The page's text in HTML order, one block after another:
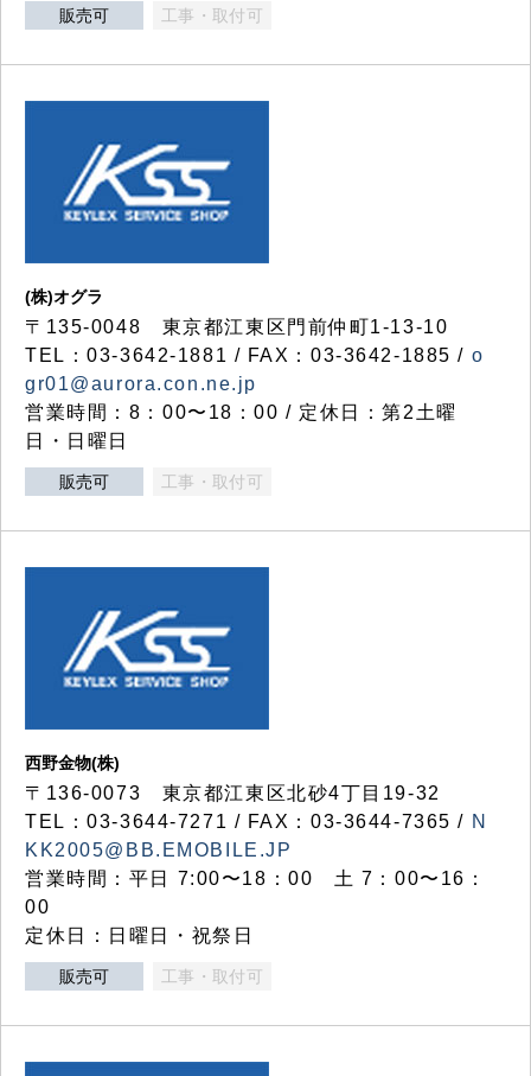
販売可 工事・取付可
(株)オグラ
〒135-0048 東京都江東区門前仲町1-13-10
TEL：03-3642-1881 / FAX：03-3642-1885 / o
gr01@aurora.con.ne.jp
営業時間：8：00〜18：00 / 定休日：第2土曜
日・日曜日
販売可 工事・取付可
西野金物(株)
〒136-0073 東京都江東区北砂4丁目19-32
TEL：03‐3644‐7271 / FAX：03-3644-7365 / N
KK2005@BB.EMOBILE.JP
営業時間：平日 7:00〜18：00 土 7：00〜16：
00
定休日：日曜日・祝祭日
販売可 工事・取付可